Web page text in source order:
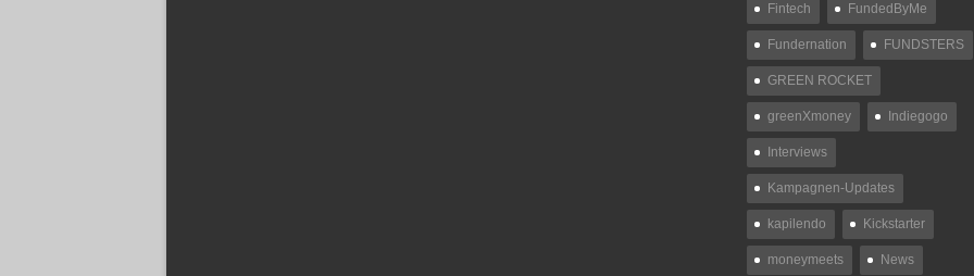
Fintech FundedByMe
Fundernation FUNDSTERS
GREEN ROCKET
greenXmoney Indiegogo
Interviews
Kampagnen-Updates
kapilendo Kickstarter
moneymeets News